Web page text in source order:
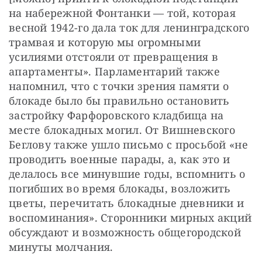
на набережной Фонтанки — той, которая
весной 1942-го дала ток для ленинградского
трамвая и которую мы огромными
усилиями отстояли от превращения в
апартаменты». Парламентарий также
напомнил, что с точки зрения памяти о
блокаде было бы правильно остановить
застройку Фарфоровского кладбища на
месте блокадных могил. От Вишневского
Беглову также ушло письмо с просьбой «не
проводить военные парады, а, как это и
делалось все минувшие годы, вспомнить о
погибших во время блокады, возложить
цветы, перечитать блокадные дневники и
воспоминания». Сторонники мирных акций
обсуждают и возможность общегородской
минуты молчания.